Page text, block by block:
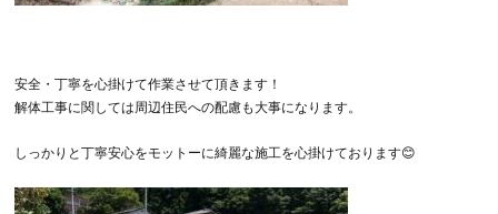
安全・丁寧を心掛けて作業させて頂きます！
解体工事に関しては周辺住民への配慮も大事になります。
しっかりと丁寧安心をモットーに綺麗な施工を心掛けております😊